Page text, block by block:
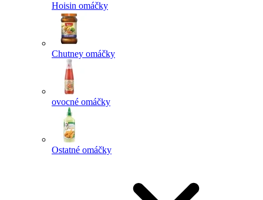
Hoisin omáčky
Chutney omáčky
ovocné omáčky
Ostatné omáčky